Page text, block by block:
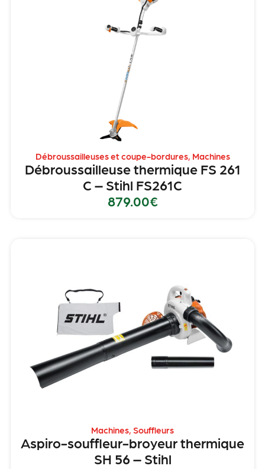
Débroussailleuses et coupe-bordures, Machines
Débroussailleuse thermique FS 261
C – Stihl FS261C
879.00€
Machines, Souffleurs
Aspiro-souffleur-broyeur thermique
SH 56 – Stihl